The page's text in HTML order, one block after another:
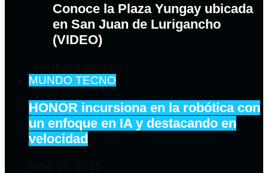
Conoce la Plaza Yungay ubicada
en San Juan de Lurigancho
(VIDEO)
MUNDO TECNO
HONOR incursiona en la robótica con
un enfoque en IA y destacando en
velocidad